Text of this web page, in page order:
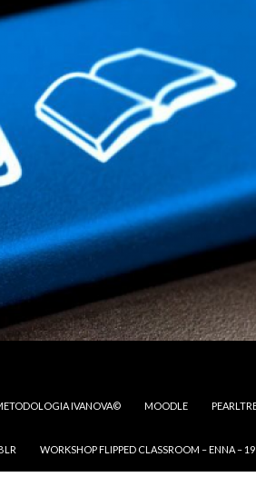
IVANOVA© MOODLE
WORKSHOP FLIPPED CLASSROOM – ENNA –